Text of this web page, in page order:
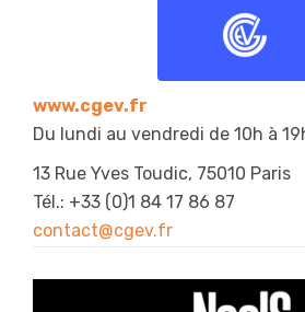
www.cgev.fr
Du lundi au vendredi de 10h à
13 Rue Yves Toudic, 75010 Paris
Tél.: +33 (0)1 84 17 86 87
contact@cgev.fr